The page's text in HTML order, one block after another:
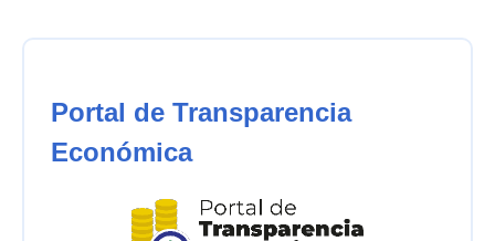
Portal de Transparencia
Económica